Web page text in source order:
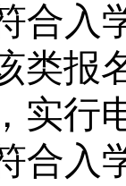
合入
类报
实行
合入